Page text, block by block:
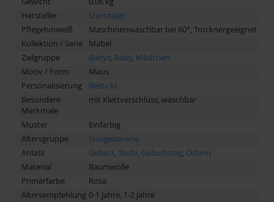
Hersteller
Sterntaler
Pflegehinweiß
Maschinenwaschbar bei 60°, Trocknergeeignet
Kollektion / Serie
Mabel
Zielgruppe
Babys, Baby, Mädchen
Motiv / Form
Maus
Personalisierung
Bestickt
Besondere
Merkmale
mit Klettverschluss, waschbar
Muster
Einfarbig
Altersgruppe
Neugeborene
Anlass
Geburt, Taufe, Geburtstag, Ostern
Material
Baumwolle
Primärfarbe
Rosa
Altersempfehlung 0-1 Jahre, 1-2 Jahre